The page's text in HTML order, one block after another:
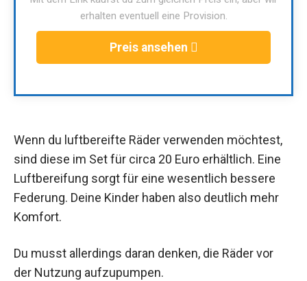
erhalten eventuell eine Provision.
Preis ansehen
Wenn du luftbereifte Räder verwenden möchtest,
sind diese im Set für circa 20 Euro erhältlich. Eine
Luftbereifung sorgt für eine wesentlich bessere
Federung. Deine Kinder haben also deutlich mehr
Komfort.
Du musst allerdings daran denken, die Räder vor
der Nutzung aufzupumpen.